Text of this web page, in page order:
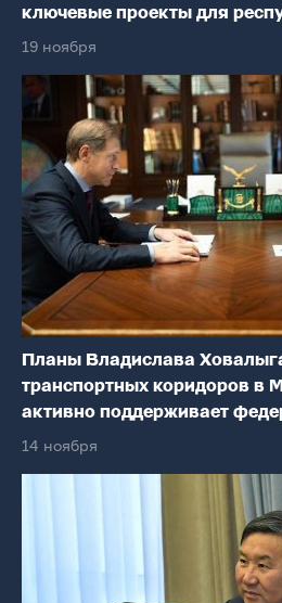
ключевые проекты для
19 ноября
Планы Владислава
транспортных коридоров в
активно поддерживает
14 ноября